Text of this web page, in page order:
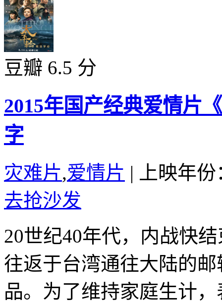
豆瓣 6.5 分
2015年国产经典爱情片
字
灾难片,爱情片 |
上映年
去抢沙发
20世纪40年代，内战快
往返于台湾通往大陆的
品。为了维持家庭生计